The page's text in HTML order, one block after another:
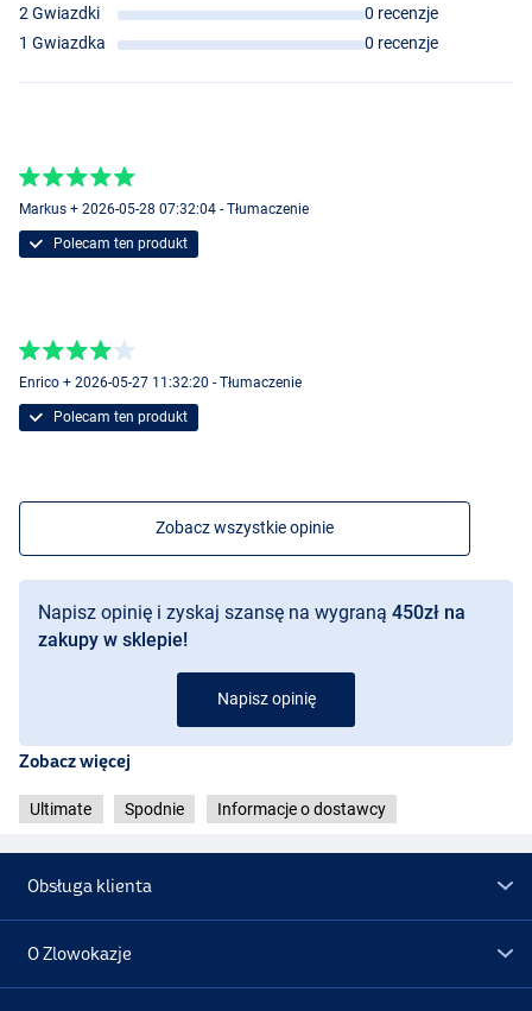
2 Gwiazdki
0 recenzje
1 Gwiazdka
0 recenzje
Markus + 2026-05-28 07:32:04 - Tłumaczenie
Polecam ten produkt
Enrico + 2026-05-27 11:32:20 - Tłumaczenie
Polecam ten produkt
Zobacz wszystkie opinie
Napisz opinię i zyskaj szansę na wygraną 450zł na
zakupy w sklepie!
Napisz opinię
Zobacz więcej
Ultimate Spodnie Informacje o dostawcy
Obsługa klienta
O Zlowokazje